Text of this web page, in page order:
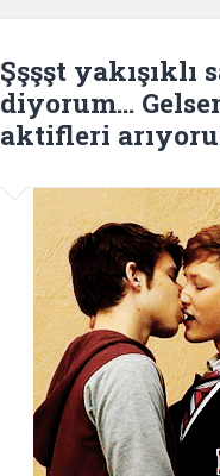
Şşşşt yakışıklı
diyorum…
aktifleri